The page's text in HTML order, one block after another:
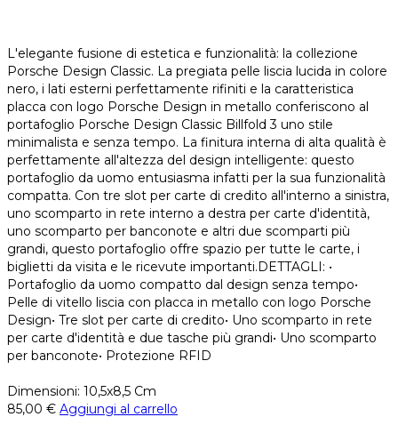
L'elegante fusione di estetica e funzionalità: la collezione
Porsche Design Classic. La pregiata pelle liscia lucida in colore
nero, i lati esterni perfettamente rifiniti e la caratteristica
placca con logo Porsche Design in metallo conferiscono al
portafoglio Porsche Design Classic Billfold 3 uno stile
minimalista e senza tempo. La finitura interna di alta qualità è
perfettamente all'altezza del design intelligente: questo
portafoglio da uomo entusiasma infatti per la sua funzionalità
compatta. Con tre slot per carte di credito all'interno a sinistra,
uno scomparto in rete interno a destra per carte d'identità,
uno scomparto per banconote e altri due scomparti più
grandi, questo portafoglio offre spazio per tutte le carte, i
biglietti da visita e le ricevute importanti.DETTAGLI: •
Portafoglio da uomo compatto dal design senza tempo•
Pelle di vitello liscia con placca in metallo con logo Porsche
Design• Tre slot per carte di credito• Uno scomparto in rete
per carte d'identità e due tasche più grandi• Uno scomparto
per banconote• Protezione RFID
Dimensioni: 10,5x8,5 Cm
85,00 € Aggiungi al carrello